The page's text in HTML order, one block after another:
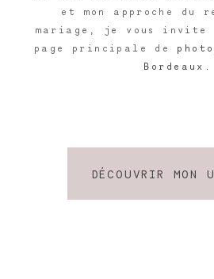
et mon approche du
mariage, je vous invite
page principale de
Bordeaux
DÉCOUVRIR MON